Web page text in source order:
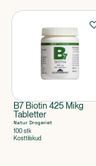
Produkter
B7 Biotin 425 Mikg
Tabletter
Natur Drogeriet
100 stk
Kosttilskud